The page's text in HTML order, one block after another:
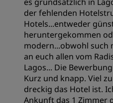
der fehlenden
Hotels...entweder
heruntergekommen
modern...obwohl such
an euch allen vom
Lagos... Die
Kurz und knapp. Viel
dreckig das Hotel ist.
Ankunft das 1 Zimmer